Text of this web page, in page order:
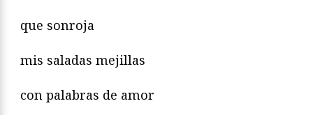
que sonroja
mis saladas mejillas
con palabras de amor